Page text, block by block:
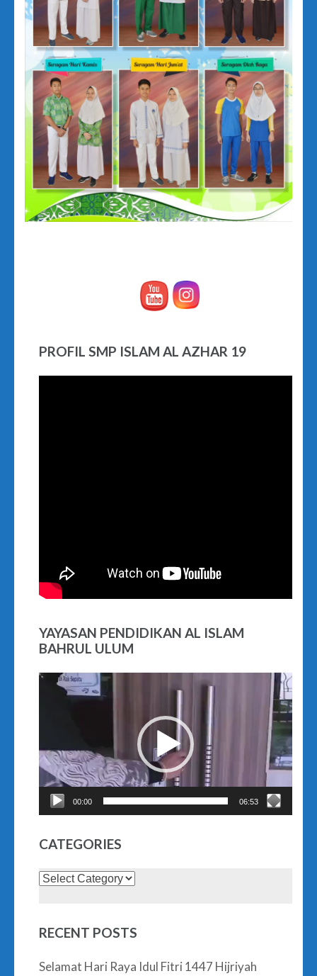
PROFIL SMP ISLAM AL AZHAR 19
YAYASAN PENDIDIKAN AL ISLAM
BAHRUL ULUM
Video
Player
00:00 06:53
CATEGORIES
Categories
RECENT POSTS
Selamat Hari Raya Idul Fitri 1447 Hijriyah